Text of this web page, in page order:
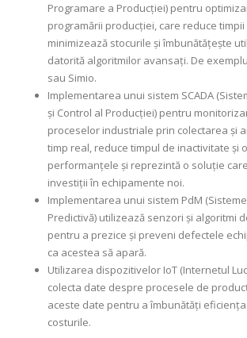
Programare a Producției) pentru
programării producției, care reduce
minimizează stocurile și îmbunătățește
datorită algoritmilor avansați. De
sau Simio.
Implementarea unui sistem SCADA
și Control al Producției) pentru
proceselor industriale prin colectarea și
timp real, reduce timpul de inactivitate și
performanțele și reprezintă o soluție
investiții în echipamente noi.
Implementarea unui sistem PdM
Predictivă) utilizează senzori și algoritmi
pentru a prezice și preveni defectele
ca acestea să apară.
Utilizarea dispozitivelor IoT (Internetul
colecta date despre procesele de
aceste date pentru a îmbunătăți
costurile.